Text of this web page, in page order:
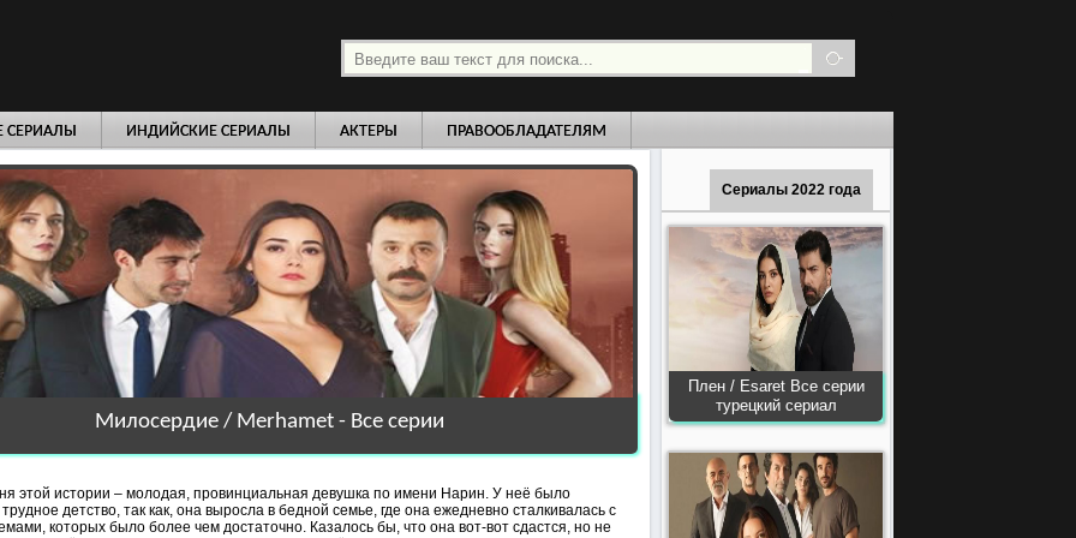
СЕРИАЛЫ ИНДИЙСКИЕ СЕРИАЛЫ АКТЕРЫ ПРАВООБЛАДАТЕЛЯМ
Сериалы 2022 года
Плен / Esaret Все серии
турецкий сериал
Милосердие / Merhamet - Все серии
этой истории – молодая, провинциальная девушка по имени Нарин. У неё было
детство, так как, она выросла в бедной семье, где она ежедневно сталкивалась с
которых было более чем достаточно. Казалось бы, что она вот-вот сдастся, но не